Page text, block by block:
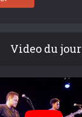
Video du jour